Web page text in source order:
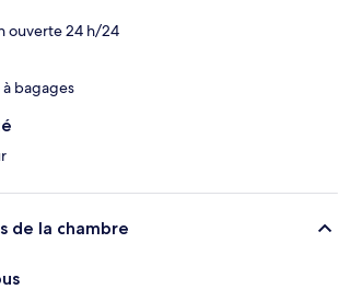
ouverte 24 h/24
bagages
de la chambre